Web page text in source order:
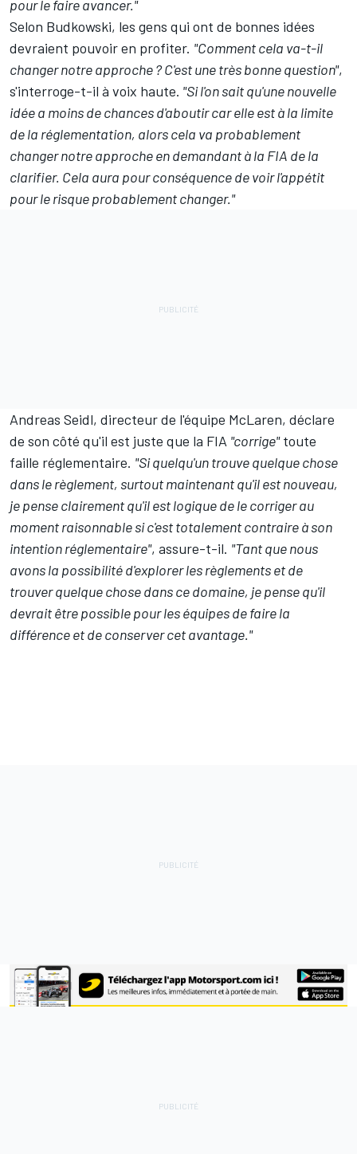
pour le faire avancer."
Selon Budkowski, les gens qui ont de bonnes idées
devraient pouvoir en profiter. "Comment cela va-t-il
changer notre approche ? C'est une très bonne question",
s'interroge-t-il à voix haute. "Si l'on sait qu'une nouvelle
idée a moins de chances d'aboutir car elle est à la limite
de la réglementation, alors cela va probablement
changer notre approche en demandant à la FIA de la
clarifier. Cela aura pour conséquence de voir l'appétit
pour le risque probablement changer."
Andreas Seidl, directeur de l'équipe McLaren, déclare
de son côté qu'il est juste que la FIA "corrige"toute
faille réglementaire. "Si quelqu'un trouve quelque chose
dans le règlement, surtout maintenant qu'il est nouveau,
je pense clairement qu'il est logique de le corriger au
moment raisonnable si c'est totalement contraire à son
intention réglementaire", assure-t-il. "Tant que nous
avons la possibilité d'explorer les règlements et de
trouver quelque chose dans ce domaine, je pense qu'il
devrait être possible pour les équipes de faire la
différence et de conserver cet avantage."